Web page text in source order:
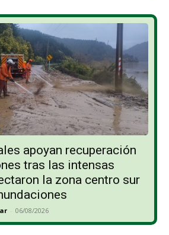
apoyan recuperación
tras las intensas
la zona centro sur
- 06/08/2026